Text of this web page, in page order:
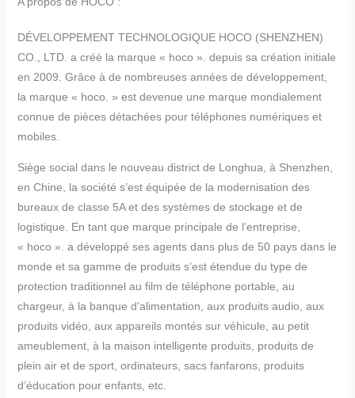
DÉVELOPPEMENT TECHNOLOGIQUE HOCO (SHENZHEN)
CO., LTD. a créé la marque « hoco ». depuis sa création initiale
en 2009. Grâce à de nombreuses années de développement,
la marque « hoco. » est devenue une marque mondialement
connue de pièces détachées pour téléphones numériques et
mobiles.
Siège social dans le nouveau district de Longhua, à Shenzhen,
en Chine, la société s’est équipée de la modernisation des
bureaux de classe 5A et des systèmes de stockage et de
logistique. En tant que marque principale de l’entreprise,
« hoco ». a développé ses agents dans plus de 50 pays dans le
monde et sa gamme de produits s’est étendue du type de
protection traditionnel au film de téléphone portable, au
chargeur, à la banque d’alimentation, aux produits audio, aux
produits vidéo, aux appareils montés sur véhicule, au petit
ameublement, à la maison intelligente produits, produits de
plein air et de sport, ordinateurs, sacs fanfarons, produits
d’éducation pour enfants, etc.